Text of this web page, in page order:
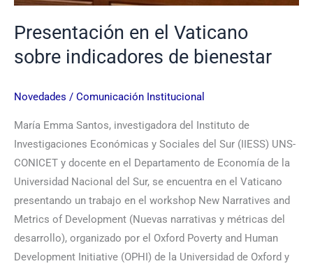
Presentación en el Vaticano
sobre indicadores de bienestar
Novedades / Comunicación Institucional
María Emma Santos, investigadora del Instituto de
Investigaciones Económicas y Sociales del Sur (IIESS) UNS-
CONICET y docente en el Departamento de Economía de la
Universidad Nacional del Sur, se encuentra en el Vaticano
presentando un trabajo en el workshop New Narratives and
Metrics of Development (Nuevas narrativas y métricas del
desarrollo), organizado por el Oxford Poverty and Human
Development Initiative (OPHI) de la Universidad de Oxford y